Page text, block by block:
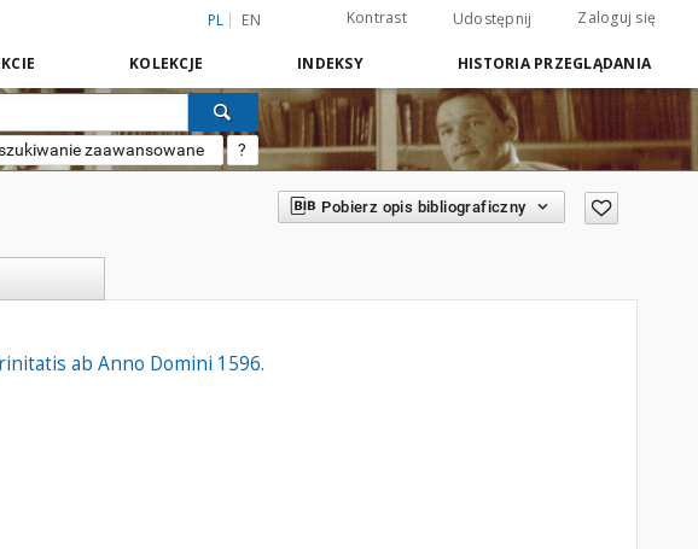
PL EN Kontrast Udostępnij Zaloguj się
KOLEKCJE INDEKSY HISTORIA PRZEGLĄDANIA
zaawansowane ?
Pobierz opis bibliograficzny
ab Anno Domini 1596.